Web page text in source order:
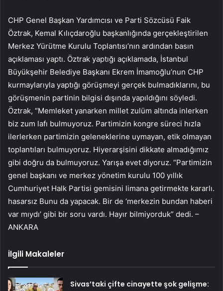
CHP Genel Başkan Yardımcısı ve Parti Sözcüsü Faik
Öztrak, Kemal Kılıçdaroğlu başkanlığında gerçekleştirilen
Merkez Yürütme Kurulu Toplantısı’nın ardından basın
açıklaması yaptı. Öztrak yaptığı açıklamada, İstanbul
Büyükşehir Belediye Başkanı Ekrem İmamoğlu’nun CHP
kurmaylarıyla yaptığı görüşmeyi gerçek bulmadıklarını, bu
görüşmenin partinin bilgisi dışında yapıldığını söyledi.
Öztrak, “Memleket yanarken millet zulüm altında inlerken
biz zum lafı bulmuyoruz. Partimizin kongre süreci hızla
ilerlerken partimizin geleneklerine uymayan, etik olmayan
toplantıları bulmuyoruz. Hiyerarşisini dikkate almadığımız
gibi doğru da bulmuyoruz. Yarışa evet diyoruz. “Partimizin
genel başkanı ve merkez yönetim kurulu 100 yıllık
Cumhuriyet Halk Partisi gemisini limana getirmekte kararlı.
hasarsız Bunu da yapacak. Bir de ‘merkezin bundan haberi
var mıydı’ gibi bir soru vardı. Hayır bilmiyorduk” dedi. –
ANKARA
İlgili Makaleler
Sivas’taki çifte cinayette şok gelişme: